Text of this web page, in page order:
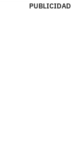
PUBLICIDAD